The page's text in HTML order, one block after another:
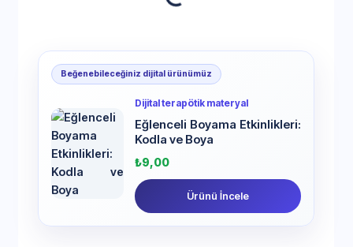
Beğenebileceğiniz dijital ürünümüz
Dijital terapötik materyal
Eğlenceli Boyama Etkinlikleri:
Kodla ve Boya
₺9,00
Ürünü İncele